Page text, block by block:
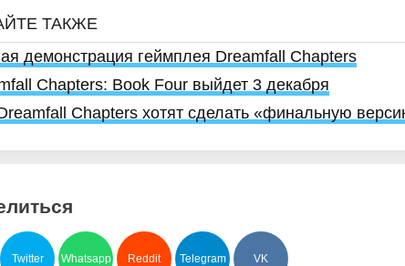
демонстрация геймплея Dreamfall Chapters
Chapters: Book Four выйдет 3 декабря
Chapters хотят сделать «финальную
Twitter Whatsapp Reddit Telegram VK